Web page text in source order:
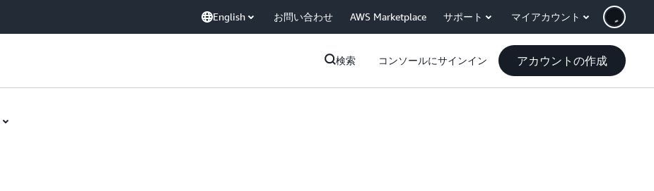
English お問い合わせ AWS Marketplace サポート マイアカウント
検索 コンソールにサインイン アカウントの作成